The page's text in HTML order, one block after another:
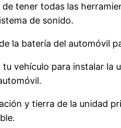
tener todas las
de sonido.
la batería del automóvil
vehículo para instalar la
y tierra de la unidad